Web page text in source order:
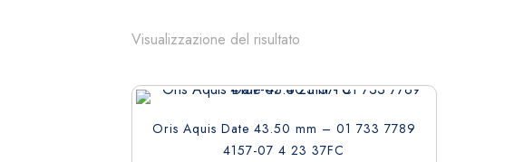
Visualizzazione del risultato
Oris Aquis Date 43.50 mm – 01 733 7789
4157-07 4 23 37FC